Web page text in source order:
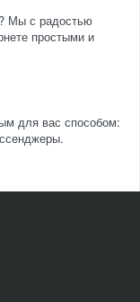
Мы с радостью
простыми и
для вас способом: